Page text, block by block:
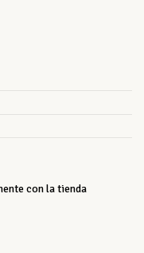
con la tienda